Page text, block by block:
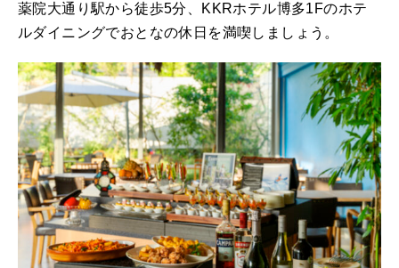
薬院大通り駅から徒歩5分、KKRホテル博多1Fのホテ
ルダイニングでおとなの休日を満喫しましょう。